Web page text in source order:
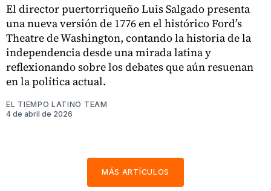
El director puertorriqueño Luis Salgado presenta
una nueva versión de 1776 en el histórico Ford’s
Theatre de Washington, contando la historia de la
independencia desde una mirada latina y
reflexionando sobre los debates que aún resuenan
en la política actual.
EL TIEMPO LATINO TEAM
4 de abril de 2026
MÁS ARTÍCULOS